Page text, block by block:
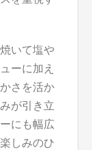
いて塩や
ーに加え
さを活か
が引き立
にも幅広
しみのひ